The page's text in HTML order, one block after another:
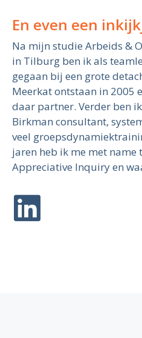
En even een
Na mijn studie Arbeids &
in Tilburg ben ik als
gegaan bij een grote
Meerkat ontstaan in 2005
daar partner. Verder ben
Birkman consultant,
veel
jaren heb ik me met name
Appreciative Inquiry en